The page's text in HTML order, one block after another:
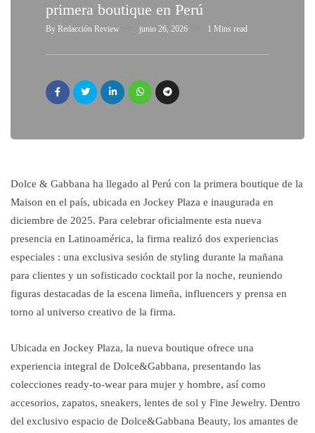
primera boutique en Perú
By Redacción Review junio 26, 2026 1 Mins read
Dolce & Gabbana ha llegado al Perú con la primera boutique de la
Maison en el país, ubicada en Jockey Plaza e inaugurada en
diciembre de 2025. Para celebrar oficialmente esta nueva
presencia en Latinoamérica, la firma realizó dos experiencias
especiales : una exclusiva sesión de styling durante la mañana
para clientes y un sofisticado cocktail por la noche, reuniendo
figuras destacadas de la escena limeña, influencers y prensa en
torno al universo creativo de la firma.
Ubicada en Jockey Plaza, la nueva boutique ofrece una
experiencia integral de Dolce&Gabbana, presentando las
colecciones ready-to-wear para mujer y hombre, así como
accesorios, zapatos, sneakers, lentes de sol y Fine Jewelry. Dentro
del exclusivo espacio de Dolce&Gabbana Beauty, los amantes de